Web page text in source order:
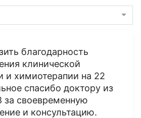
благодарность
клинической
и химиотерапии на 22
спасибо доктору из
за своевременную
и консультацию.